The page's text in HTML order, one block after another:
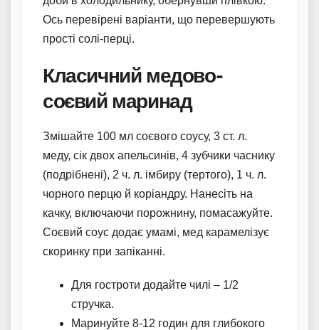
Ось перевірені варіанти, що перевершують
прості солі-перці.
Класичний медово-
соєвий маринад
Змішайте 100 мл соєвого соусу, 3 ст. л.
меду, сік двох апельсинів, 4 зубчики часнику
(подрібнені), 2 ч. л. імбиру (тертого), 1 ч. л.
чорного перцю й коріандру. Нанесіть на
качку, включаючи порожнину, помасажуйте.
Соєвий соус додає умамі, мед карамелізує
скоринку при запіканні.
Для гостроти додайте чилі – 1/2
стручка.
Маринуйте 8-12 годин для глибокого